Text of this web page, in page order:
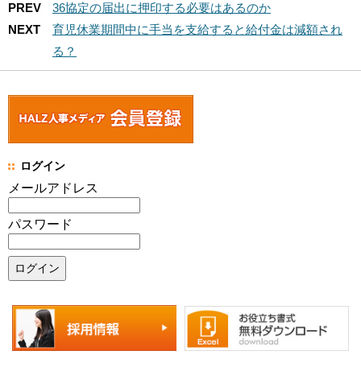
PREV
36協定の届出に押印する必要はあるのか
NEXT
育児休業期間中に手当を支給すると給付金は減額され
る？
ログイン
メールアドレス
パスワード